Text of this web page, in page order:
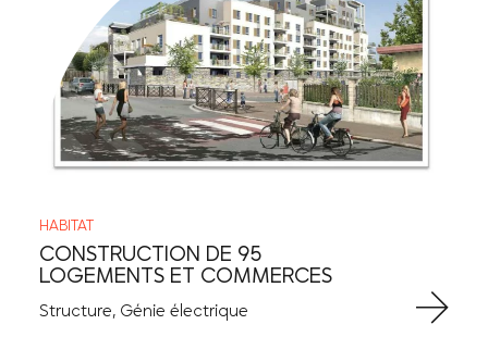
HABITAT
CONSTRUCTION DE 95
LOGEMENTS ET COMMERCES
Structure, Génie électrique